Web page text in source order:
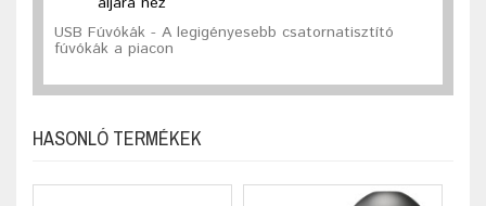
USB Fúvókák - A legigényesebb csatornatisztító
fúvókák a piacon
HASONLÓ TERMÉKEK